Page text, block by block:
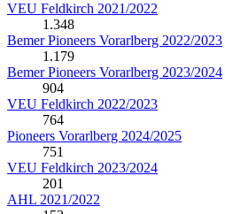
VEU Feldkirch 2021/2022
1.348
Bemer Pioneers Vorarlberg 2022/2023
1.179
Bemer Pioneers Vorarlberg 2023/2024
904
VEU Feldkirch 2022/2023
764
Pioneers Vorarlberg 2024/2025
751
VEU Feldkirch 2023/2024
201
AHL 2021/2022